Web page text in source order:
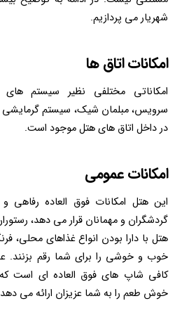
شهریار می پردازیم.
امکانات اتاق ها
امکاناتی مختلفی نظیر سیستم های
سرویس، مبلمان شیک، سیستم گرمایشی
در داخل اتاق های هتل موجود است.
امکانات عمومی
این هتل امکانات فوق العاده رفاهی
گردشگران و مهمانان قرار می دهد،
هتل با دارا بودن انواع غذاهای محلی،
خوب و خوشی را برای شما رقم بزنند.
کافی شاپ های فوق العاده ای است
خوش طعم را به شما عزیزان ارائه می